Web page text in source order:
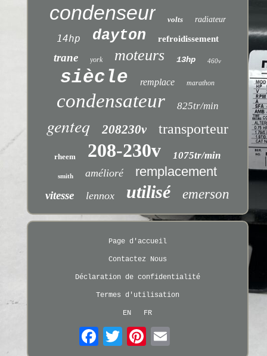
condenseur volts radiateur
14hp dayton refroidissement
trane york moteurs 13hp 460v
siècle remplace marathon
condensateur 825tr/min
genteq 208230v transporteur
rheem 208-230v 1075tr/min
smith amélioré remplacement
vitesse lennox utilisé emerson
Page d'accueil
Contactez Nous
Déclaration de confidentialité
Termes d'utilisation
EN FR